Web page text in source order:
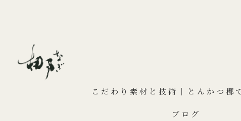
こだわり素材と技術｜とんかつ梛
ブログ